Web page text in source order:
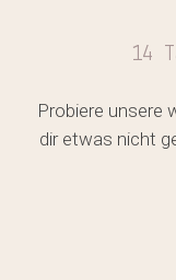
14
Probiere unsere
dir etwas nicht